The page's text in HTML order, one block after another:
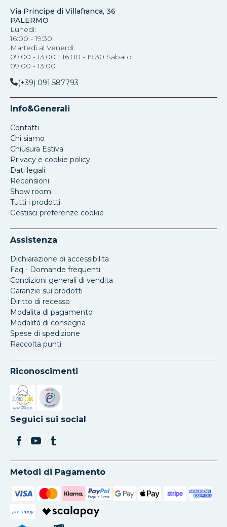
Via Principe di Villafranca, 36
PALERMO
Lunedì:
16:00 - 19:30
Martedì al Venerdi:
09:00 - 13:00 | 16:00 - 19:30 Sabato:
09:00 - 13:00
(+39) 091 587793
Info&Generali
Contatti
Chi siamo
Chiusura Estiva
Privacy e cookie policy
Dati legali
Recensioni
Show room
Tutti i prodotti
Gestisci preferenze cookie
Assistenza
Dichiarazione di accessibilita
Faq - Domande frequenti
Condizioni generali di vendita
Garanzie sui prodotti
Diritto di recesso
Modalita di pagamento
Modalità di consegna
Spese di spedizione
Raccolta punti
Riconoscimenti
Si apre in una nuova scheda
Si apre in una nuova scheda
Seguici sui social
Metodi di Pagamento
postepay